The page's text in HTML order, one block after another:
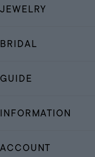
JEWELRY
BRIDAL
GUIDE
INFORMATION
ACCOUNT